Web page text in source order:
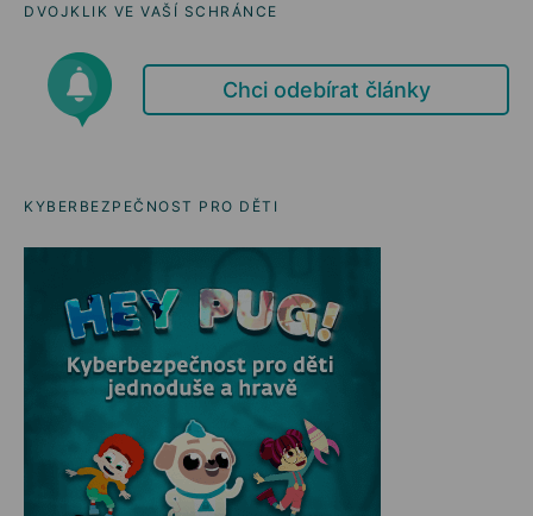
DVOJKLIK VE VAŠÍ SCHRÁNCE
Chci odebírat články
KYBERBEZPEČNOST PRO DĚTI